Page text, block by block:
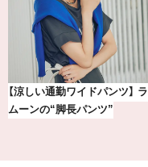
【銀座かねまつ】おしゃれ＆
黒スニーカー4選